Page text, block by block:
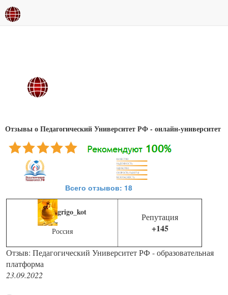
Отзывы о Педагогический Университет РФ - онлайн-университет
Всего отзывов: 18
grigo_kot
Россия
Репутация
+145
Отзыв: Педагогический Университет РФ - образовательная
платформа
23.09.2022